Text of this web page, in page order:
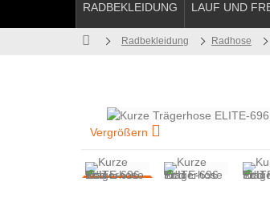
RADBEKLEIDUNG LAUF UND
Radbekleidung Radhose
Vergrößern